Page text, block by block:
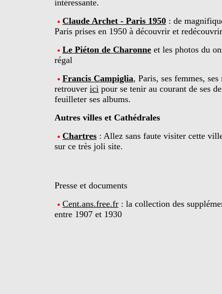
intéressante.
Claude Archet - Paris 1950 : de
Paris prises en 1950 à découvrir et
Le Piéton de Charonne et les photos du
régal
Francis Campiglia, Paris, ses femmes,
retrouver ici pour se tenir au courant de ses
feuilleter ses albums.
Autres villes et Cathédrales
Chartres : Allez sans faute visiter cette
sur ce très joli site.
Presse et documents
Cent.ans.free.fr : la collection des
entre 1907 et 1930